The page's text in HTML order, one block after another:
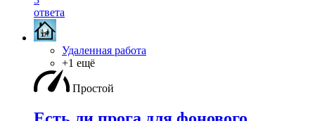
ответа
Удаленная работа
+1 ещё
Простой